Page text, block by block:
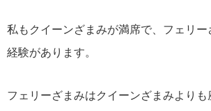
私もクイーンざまみが満席で、フェリー
経験があります。
フェリーざまみはクイーンざまみより